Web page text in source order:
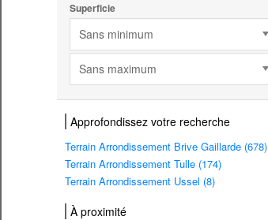
Superficie
Sans minimum
Sans maximum
Approfondissez votre recherche
Terrain Arrondissement Brive Gaillarde (678)
Terrain Arrondissement Tulle (174)
Terrain Arrondissement Ussel (8)
À proximité